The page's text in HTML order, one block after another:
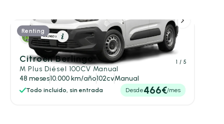
1 / 5
Renting
Diésel Resumen
Citroën Berlingo
M Plus Diésel 100CV Manual
48 meses10.000 km/año102cvManual
Todo incluido, sin entrada Desde466€/mes